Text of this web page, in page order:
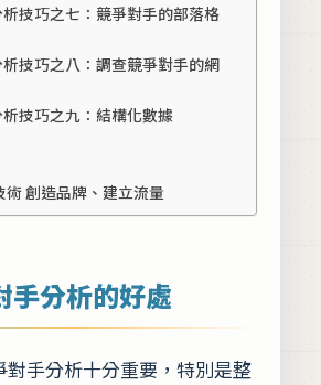
技巧之七：競爭對手的部落格
技巧之八：調查競爭對手的網
技巧之九：結構化數據
術 創造品牌、建立流量
手分析的好處
對手分析十分重要，特別是整